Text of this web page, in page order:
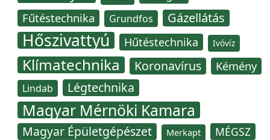
Fűtéstechnika Grundfos Gázellátás
Hőszivattyú Hűtéstechnika Ivóvíz
Klímatechnika Koronavírus Kémény
Lindab Légtechnika
Magyar Mérnöki Kamara
Magyar Épületgépészet Merkapt MÉGSZ